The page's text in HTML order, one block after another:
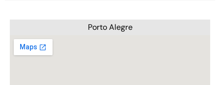
Porto Alegre